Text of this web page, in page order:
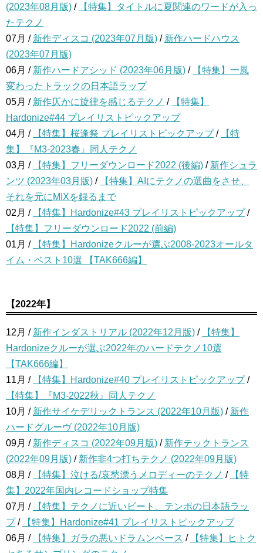
(2023年08月版) /
【特集】タイトルに夏関連のワードが入っ
たテクノ
07月 / 新作ディスコ (2023年07月版) / 新作ハードハウス
(2023年07月版)
06月 / 新作ハードアシッド (2023年06月版) /
【特集】一風
変わったトラックの日本語ラップ
05月 / 新作仄かに旋律を感じるテクノ /
【特集】
Hardonize#44 プレイリストピックアップ
04月 /
【特集】桜逢祭 プレイリストピックアップ/
【特
集】『M3-2023春』同人テクノ
03月 /
【特集】フリーダウンロード2022 (後編) / 新作シュラ
ンツ (2023年03月版) /
【特集】AIにテクノの選曲をさせ、
それを元にMIXを録るまで
02月 /
【特集】Hardonize#43 プレイリストピックアップ/
【特集】フリーダウンロード2022 (前編)
01月 /
【特集】Hardonizeクルーが選ぶ2008-2023オールタ
イム・ベスト10選 【TAK666編】
【2022年】
12月 / 新作インダストリアル (2022年12月版) /
【特集】
Hardonizeクルーが選ぶ2022年のハードテクノ10選
【TAK666編】
11月 /
【特集】Hardonize#40 プレイリストピックアップ/
【特集】『M3-2022秋』同人テクノ
10月 / 新作サイケデリックトランス (2022年10月版) / 新作
ハードグルーヴ (2022年10月版)
09月 / 新作ディスコ (2022年09月版) / 新作テックトランス
(2022年09月版) / 新作非4つ打ちテクノ (2022年09月版)
08月 /
【特集】泣ける/哀愁漂うメロディーのテクノ /
【特
集】2022年国内レコードショップ特集
07月 /
【特集】テクノに近いビート、テンポの日本語ラッ
プ/
【特集】Hardonize#41 プレイリストピックアップ
06月 /
【特集】ガラの悪いドラムンベース /
【特集】ヒトク